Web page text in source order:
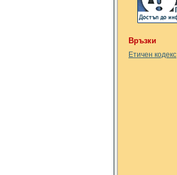
Връзки
Етичен кодекс